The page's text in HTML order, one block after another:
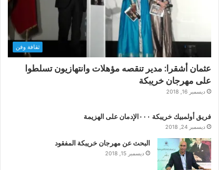
ثقافة وفن
عثمان أشقرا: مدير تنقصه مؤهلات وانتهازيون تسلطوا
على مهرجان خريبكة
ديسمبر 16, 2018
فريق أولمبيك خريبكة ٠٠٠الإدمان على الهزيمة
ديسمبر 24, 2018
البحث عن مهرجان خريبكة المفقود
ديسمبر 15, 2018